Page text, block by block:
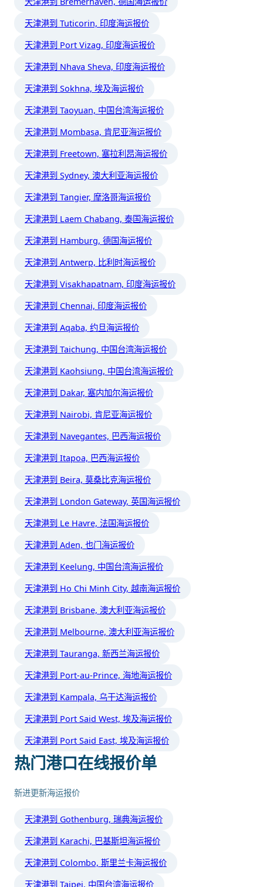
天津港到 Tuticorin, 印度海运报价
天津港到 Port Vizag, 印度海运报价
天津港到 Nhava Sheva, 印度海运报价
天津港到 Sokhna, 埃及海运报价
天津港到 Taoyuan, 中国台湾海运报价
天津港到 Mombasa, 肯尼亚海运报价
天津港到 Freetown, 塞拉利昂海运报价
天津港到 Sydney, 澳大利亚海运报价
天津港到 Tangier, 摩洛哥海运报价
天津港到 Laem Chabang, 泰国海运报价
天津港到 Hamburg, 德国海运报价
天津港到 Antwerp, 比利时海运报价
天津港到 Visakhapatnam, 印度海运报价
天津港到 Chennai, 印度海运报价
天津港到 Aqaba, 约旦海运报价
天津港到 Taichung, 中国台湾海运报价
天津港到 Kaohsiung, 中国台湾海运报价
天津港到 Dakar, 塞内加尔海运报价
天津港到 Nairobi, 肯尼亚海运报价
天津港到 Navegantes, 巴西海运报价
天津港到 Itapoa, 巴西海运报价
天津港到 Beira, 莫桑比克海运报价
天津港到 London Gateway, 英国海运报价
天津港到 Le Havre, 法国海运报价
天津港到 Aden, 也门海运报价
天津港到 Keelung, 中国台湾海运报价
天津港到 Ho Chi Minh City, 越南海运报价
天津港到 Brisbane, 澳大利亚海运报价
天津港到 Melbourne, 澳大利亚海运报价
天津港到 Tauranga, 新西兰海运报价
天津港到 Port-au-Prince, 海地海运报价
天津港到 Kampala, 乌干达海运报价
天津港到 Port Said West, 埃及海运报价
天津港到 Port Said East, 埃及海运报价
热门港口在线报价单
新进更新海运报价
天津港到 Gothenburg, 瑞典海运报价
天津港到 Karachi, 巴基斯坦海运报价
天津港到 Colombo, 斯里兰卡海运报价
天津港到 Taipei, 中国台湾海运报价